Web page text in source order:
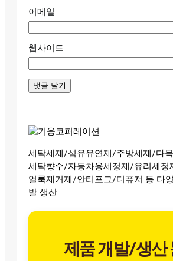
이메일
웹사이트
세탁세제/섬유유연제/주방세제/다목
세탁향수/자동차용세정제/유리세정
얼룩제거제/안티포그/디퓨저 등 다
발 생산
제품 개발/생산